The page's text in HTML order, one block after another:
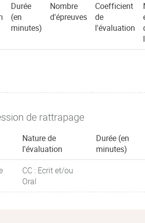
Durée
(en
minutes)
Nombre
d'épreuves
Coefficient
de
l'évaluation
de rattrapage
Nature de
l'évaluation
Durée (en
minutes)
CC : Ecrit et/ou
Oral